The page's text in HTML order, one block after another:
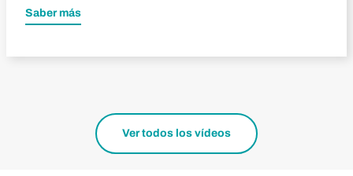
Saber más
Ver todos los vídeos